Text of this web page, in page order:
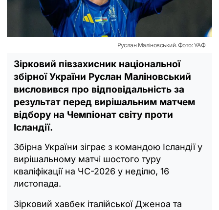
Руслан Маліновський. Фото: УАФ
Зірковий півзахисник національної
збірної України Руслан Маліновський
висловився про відповідальність за
результат перед вирішальним матчем
відбору на Чемпіонат світу проти
Ісландії.
Збірна України зіграє з командою Ісландії у
вирішальному матчі шостого туру
кваліфікації на ЧС-2026 у неділю, 16
листопада.
Зірковий хавбек італійської Дженоа та